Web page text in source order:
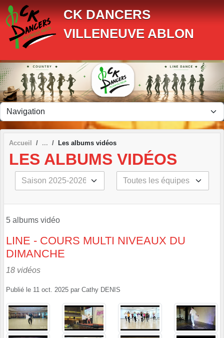
CK DANCERS
VILLENEUVE ABLON
Accueil Les albums vidéos
LES ALBUMS VIDÉOS
5 albums vidéo
LINE - COURS MULTI NIVEAUX DU
DIMANCHE
18 vidéos
Publié le 11 oct. 2025 par Cathy DENIS
Panneau de gestion des cookies